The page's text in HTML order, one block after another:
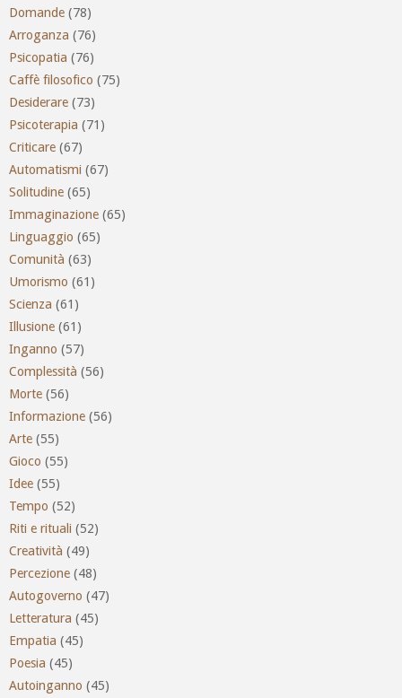
Domande (78)
Arroganza (76)
Psicopatia (76)
Caffè filosofico (75)
Desiderare (73)
Psicoterapia (71)
Criticare (67)
Automatismi (67)
Solitudine (65)
Immaginazione (65)
Linguaggio (65)
Comunità (63)
Umorismo (61)
Scienza (61)
Illusione (61)
Inganno (57)
Complessità (56)
Morte (56)
Informazione (56)
Arte (55)
Gioco (55)
Idee (55)
Tempo (52)
Riti e rituali (52)
Creatività (49)
Percezione (48)
Autogoverno (47)
Letteratura (45)
Empatia (45)
Poesia (45)
Autoinganno (45)